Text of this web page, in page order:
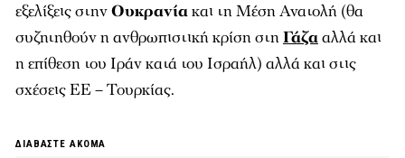
εξελίξεις στηνΟυκρανίακαι τη Μέση Ανατολή (θα
συζητηθούν η ανθρωπιστική κρίση στηΓάζααλλά και
η επίθεση του Ιράν κατά του Ισραήλ) αλλά και στις
σχέσεις ΕΕ – Τουρκίας.
ΔΙΑΒΑΣΤΕ ΑΚΟΜΑ